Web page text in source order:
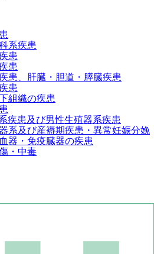
系疾患
患
患
患、肝臓・胆道・膵臓疾患
患
組織の疾患
疾患及び男性生殖器系疾患
系及び産褥期疾患・異常妊娠分娩
器・免疫臓器の疾患
・中毒